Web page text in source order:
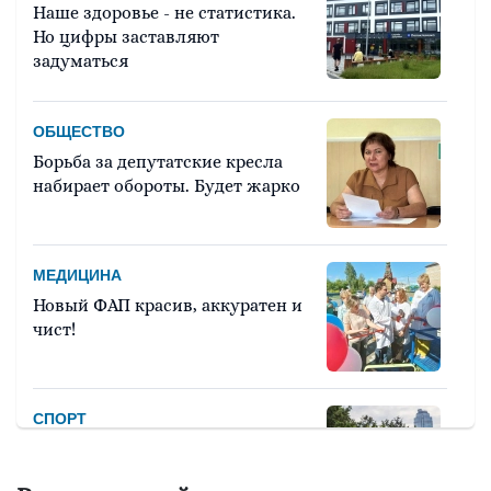
Наше здоровье - не статистика.
Но цифры заставляют
задуматься
ОБЩЕСТВО
Борьба за депутатские кресла
набирает обороты. Будет жарко
МЕДИЦИНА
Новый ФАП красив, аккуратен и
чист!
СПОРТ